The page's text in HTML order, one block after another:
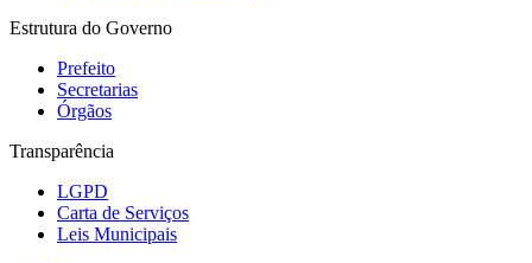
Estrutura do Governo
Prefeito
Secretarias
Órgãos
Transparência
LGPD
Carta de Serviços
Leis Municipais